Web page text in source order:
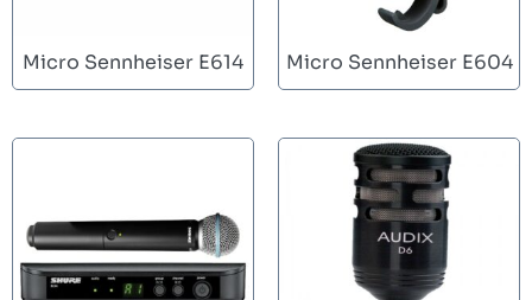
Micro Sennheiser E614 Micro Sennheiser E604